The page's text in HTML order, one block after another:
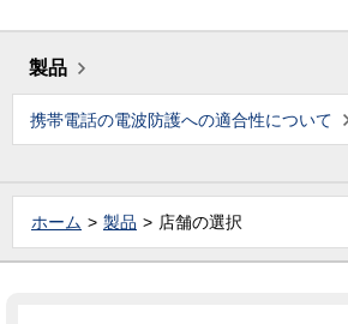
製品
携帯電話の電波防護への適合性について
ホーム 製品 店舗の選択